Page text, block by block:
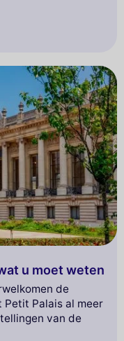
u moet weten
de
Palais al meer
van de